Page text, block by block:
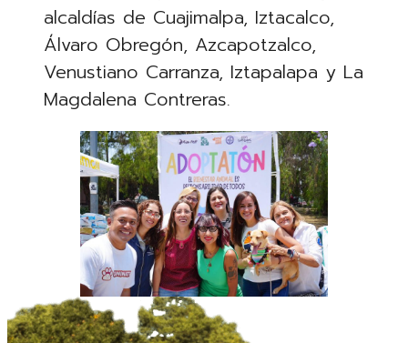
alcaldías de Cuajimalpa, Iztacalco,
Álvaro Obregón, Azcapotzalco,
Venustiano Carranza, Iztapalapa y La
Magdalena Contreras.